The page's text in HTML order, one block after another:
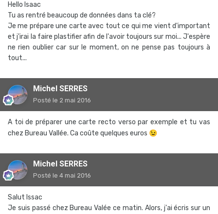
Hello Isaac
Tu as rentré beaucoup de données dans ta clé?
Je me prépare une carte avec tout ce qui me vient d'important
et j'irai la faire plastifier afin de l'avoir toujours sur moi... J'espère
ne rien oublier car sur le moment, on ne pense pas toujours à
tout...
Michel SERRES
Posté le 2 mai 2016
A toi de préparer une carte recto verso par exemple et tu vas
chez Bureau Vallée. Ca coûte quelques euros 😉
Michel SERRES
Posté le 4 mai 2016
Salut Issac
Je suis passé chez Bureau Valée ce matin. Alors, j'ai écris sur un